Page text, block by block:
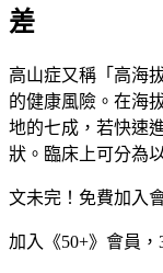
差
高山症又稱「高海
的健康風險。在海
地的七成，若快速
狀。臨床上可分為
文未完！免費加入
加入《50+》會員